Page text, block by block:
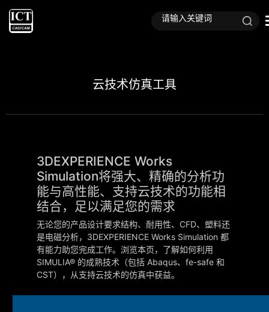
云技术仿真工具
3DEXPERIENCE Works
Simulation将强大、精确的分析功
能与高性能、支持云技术的功能相
结合，足以满足您的需求
无论您的产品设计要求结构、耐用性、CFD、塑料还
是电磁分析，3DEXPERIENCE Works Simulation 都
有能力助您完成工作。浏览本页，了解如何利用
SIMULIA® 的成熟技术（包括 Abaqus、fe-safe 和
CST），从支持云技术的仿真中获益。